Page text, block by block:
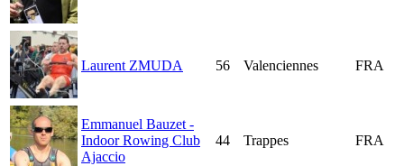
Laurent ZMUDA 56 Valenciennes FRA
Emmanuel Bauzet -
Indoor Rowing Club
Ajaccio
44 Trappes FRA